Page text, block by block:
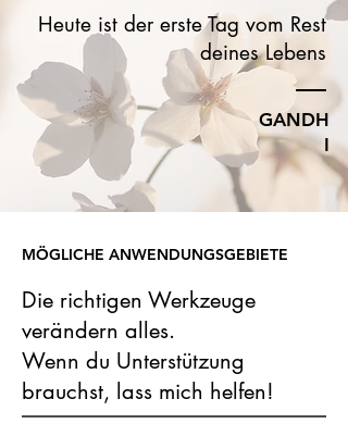
Heute ist der erste Tag vom Rest
deines Lebens
GANDH
I
MÖGLICHE ANWENDUNGSGEBIETE
Die richtigen Werkzeuge
verändern alles.
Wenn du Unterstützung
brauchst, lass mich helfen!